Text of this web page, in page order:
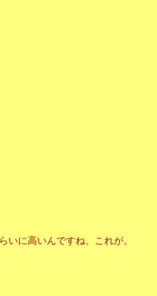
に高いんですね、これが。